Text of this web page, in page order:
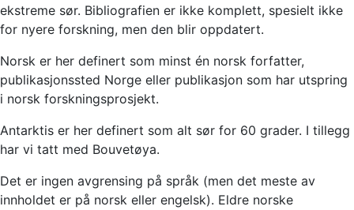
ekstreme sør. Bibliografien er ikke komplett, spesielt ikke
for nyere forskning, men den blir oppdatert.
Norsk er her definert som minst én norsk forfatter,
publikasjonssted Norge eller publikasjon som har utspring
i norsk forskningsprosjekt.
Antarktis er her definert som alt sør for 60 grader. I tillegg
har vi tatt med Bouvetøya.
Det er ingen avgrensing på språk (men det meste av
innholdet er på norsk eller engelsk). Eldre norske